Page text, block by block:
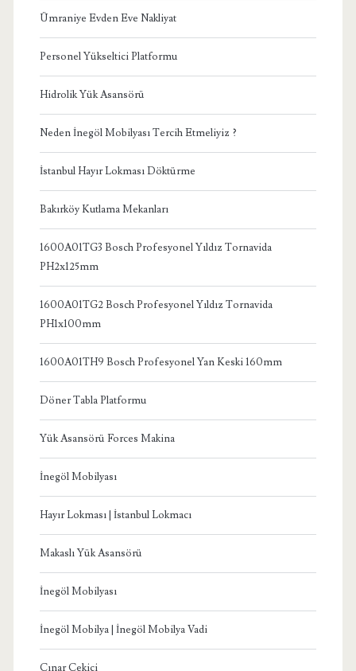
Ümraniye Evden Eve Nakliyat
Personel Yükseltici Platformu
Hidrolik Yük Asansörü
Neden İnegöl Mobilyası Tercih Etmeliyiz ?
İstanbul Hayır Lokması Döktürme
Bakırköy Kutlama Mekanları
1600A01TG3 Bosch Profesyonel Yıldız Tornavida
PH2x125mm
1600A01TG2 Bosch Profesyonel Yıldız Tornavida
PH1x100mm
1600A01TH9 Bosch Profesyonel Yan Keski 160mm
Döner Tabla Platformu
Yük Asansörü Forces Makina
İnegöl Mobilyası
Hayır Lokması | İstanbul Lokmacı
Makaslı Yük Asansörü
İnegöl Mobilyası
İnegöl Mobilya | İnegöl Mobilya Vadi
Çınar Çekici